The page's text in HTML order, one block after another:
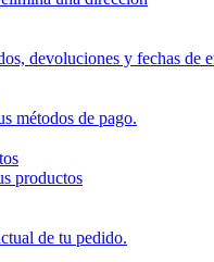
devoluciones y fechas de
métodos de pago.
productos
de tu pedido.